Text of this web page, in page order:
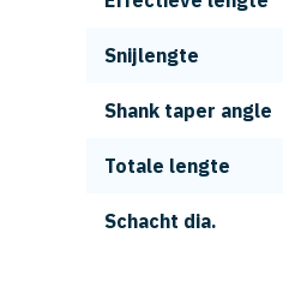
Snijlengte
Shank taper angle
Totale lengte
Schacht dia.